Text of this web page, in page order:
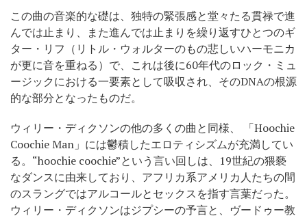
この曲の音楽的な礎は、独特の緊張感と堂々たる貫禄で進
んでは止まり、また進んでは止まりを繰り返すひとつのギ
ター・リフ（リトル・ウォルターのもの悲しいハーモニカ
が更に音を重ねる）で、これは後に60年代のロック・ミュ
ージックにおける一要素として吸収され、そのDNAの根源
的な部分となったものだ。
ウィリー・ディクソンの他の多くの曲と同様、 「Hoochie
Coochie Man」には鬱積したエロティシズムが充満してい
る。“hoochie coochie”という言い回しは、19世紀の猥褻
なダンスに由来しており、アフリカ系アメリカ人たちの間
のスラングではアルコールとセックスを指す言葉だった。
ウィリー・ディクソンはジプシーの予言と、ヴードゥー教